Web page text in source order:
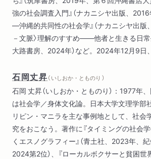
断章２
第３部 暴力論
第７章 つくられた、しーじゃ・うっとぅ
第８章 ライフコースからの排除――沖縄の
男性と暴力
第９章 暴力の理解社会学
第３部 暴力論 解説 暴力の傍らで問い続
断章３
終章 ?ぎ止められる沖縄
強の社会調査入門』（ナカニシヤ出版、2016
―沖縄的共同性の社会学』（ナカニシヤ出版
－文脈〉理解のすすめ――他者と生きる日常
大路書房、2024年）など。2024年12月9日
石岡丈昇（ いしおか・とものり ）
石岡 丈昇（いしおか・とものり）：1977年
は社会学／身体文化論。日本大学文理学部
リピン・マニラを主な事例地として、社会
究をおこなう。著作に『タイミングの社会
くエスノグラフィー』（青土社、2023年、
2024第2位）、『ローカルボクサーと貧困